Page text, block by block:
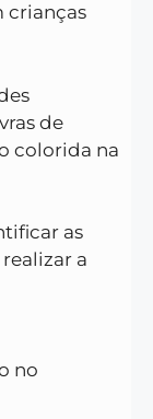
crianças
de
colorida na
as
a
no